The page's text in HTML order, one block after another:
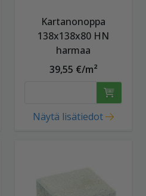
Kartanonoppa
138x138x80 HN
harmaa
39,55 €/m²
Näytä lisätiedot